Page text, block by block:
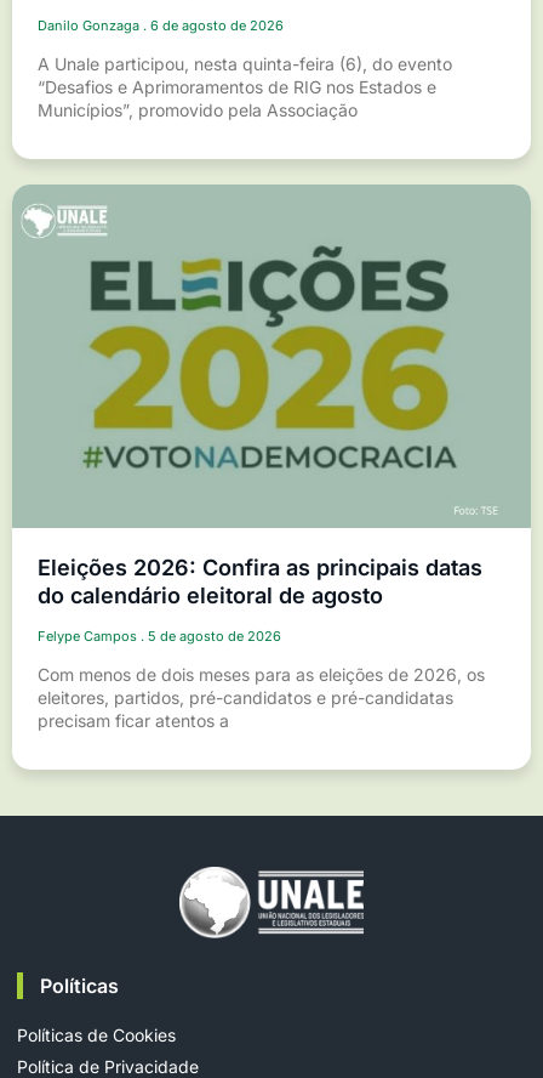
Danilo Gonzaga 6 de agosto de 2026
A Unale participou, nesta quinta-feira (6), do evento
“Desafios e Aprimoramentos de RIG nos Estados e
Municípios”, promovido pela Associação
Eleições 2026: Confira as principais datas
do calendário eleitoral de agosto
Felype Campos 5 de agosto de 2026
Com menos de dois meses para as eleições de 2026, os
eleitores, partidos, pré-candidatos e pré-candidatas
precisam ficar atentos a
Políticas
Políticas de Cookies
Política de Privacidade